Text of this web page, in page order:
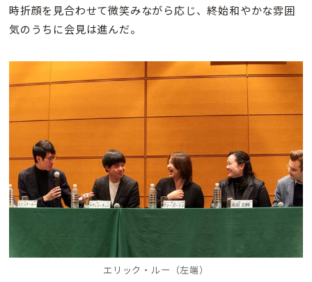
時折顔を見合わせて微笑みながら応じ、終始和やかな雰囲
気のうちに会見は進んだ。
エリック・ルー（左端）